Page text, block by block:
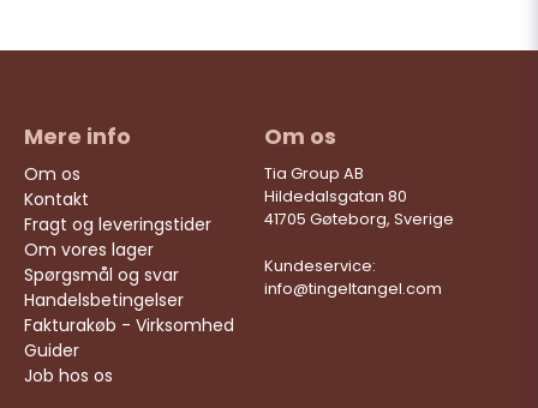
Mere info
Om os
Kontakt
Fragt og leveringstider
Om vores lager
Spørgsmål og svar
Handelsbetingelser
Fakturakøb - Virksomhed
Guider
Job hos os
Om os
Tia Group AB
Hildedalsgatan 80
41705 Gøteborg, Sverige
Kundeservice:
info@tingeltangel.com